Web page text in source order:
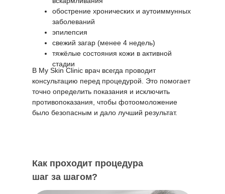
В My Skin Clinic врач всегда проводит
консультацию перед процедурой. Это помогает
точно определить показания и исключить
противопоказания, чтобы фотоомоложение
было безопасным и дало лучший результат.
обострение хронических и аутоиммунных
заболеваний
эпилепсия
свежий загар (менее 4 недель)
тяжёлые состояния кожи в активной
стадии
Как проходит процедура
шаг за шагом?